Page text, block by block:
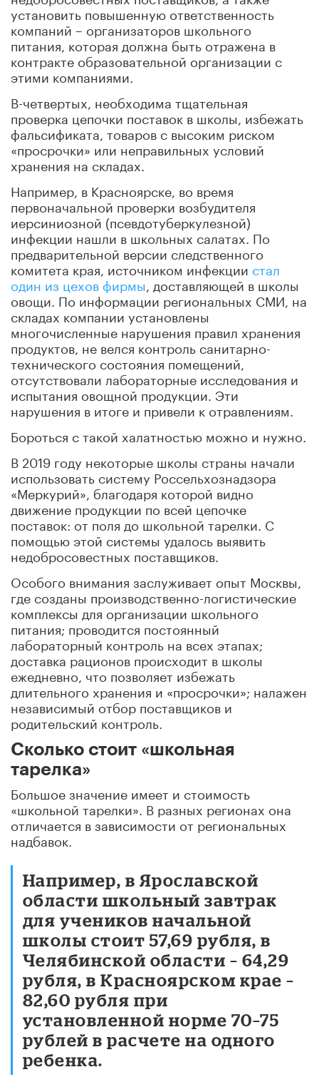
установить повышенную ответственность
компаний – организаторов школьного
питания, которая должна быть отражена в
контракте образовательной организации с
этими компаниями.
В-четвертых, необходима тщательная
проверка цепочки поставок в школы, избежать
фальсификата, товаров с высоким риском
«просрочки» или неправильных условий
хранения на складах.
Например, в Красноярске, во время
первоначальной проверки возбудителя
иерсиниозной (псевдотуберкулезной)
инфекции нашли в школьных салатах. По
предварительной версии следственного
комитета края, источником инфекции стал
один из цехов фирмы , доставляющей в школы
овощи. По информации региональных СМИ, на
складах компании установлены
многочисленные нарушения правил хранения
продуктов, не велся контроль санитарно-
технического состояния помещений,
отсутствовали лабораторные исследования и
испытания овощной продукции. Эти
нарушения в итоге и привели к отравлениям.
Бороться с такой халатностью можно и нужно.
В 2019 году некоторые школы страны начали
использовать систему Россельхознадзора
«Меркурий», благодаря которой видно
движение продукции по всей цепочке
поставок: от поля до школьной тарелки. С
помощью этой системы удалось выявить
недобросовестных поставщиков.
Особого внимания заслуживает опыт Москвы,
где созданы производственно-логистические
комплексы для организации школьного
питания; проводится постоянный
лабораторный контроль на всех этапах;
доставка рационов происходит в школы
ежедневно, что позволяет избежать
длительного хранения и «просрочки»; налажен
независимый отбор поставщиков и
родительский контроль.
Сколько стоит «школьная
тарелка»
Большое значение имеет и стоимость
«школьной тарелки». В разных регионах она
отличается в зависимости от региональных
надбавок.
Например, в Ярославской
области школьный завтрак
для учеников начальной
школы стоит 57,69 рубля, в
Челябинской области – 64,29
рубля, в Красноярском крае –
82,60 рубля при
установленной норме 70–75
рублей в расчете на одного
ребенка.